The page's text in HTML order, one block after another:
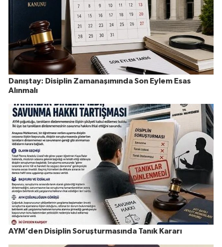
Danıştay: Disiplin Zamanaşımında Son Eylem Esas
Alınmalı
AYM’den Disiplin Soruşturmasında Tanık Kararı